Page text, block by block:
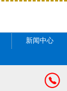
新闻中心